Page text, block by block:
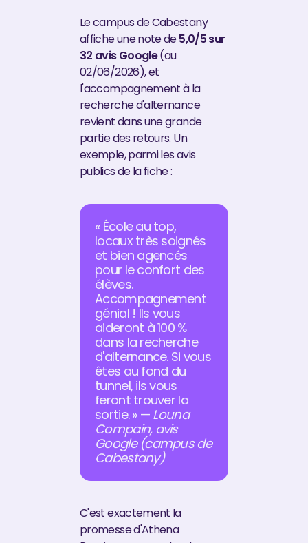
Le campus de Cabestany
affiche une note de5,0/5 sur
32 avis Google(au
02/06/2026), et
l'accompagnement à la
recherche d'alternance
revient dans une grande
partie des retours. Un
exemple, parmi les avis
publics de la fiche :
« École au top,
locaux très soignés
et bien agencés
pour le confort des
élèves.
Accompagnement
génial ! Ils vous
aideront à 100 %
dans la recherche
d'alternance. Si vous
êtes au fond du
tunnel, ils vous
feront trouver la
sortie. » — Louna
Compain, avis
Google (campus de
Cabestany)
C'est exactement la
promesse d'Athena